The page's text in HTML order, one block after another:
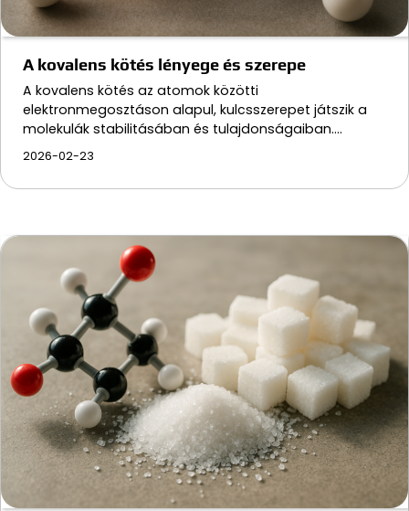
A kovalens kötés lényege és szerepe
A kovalens kötés az atomok közötti
elektronmegosztáson alapul, kulcsszerepet játszik a
molekulák stabilitásában és tulajdonságaiban.…
2026-02-23